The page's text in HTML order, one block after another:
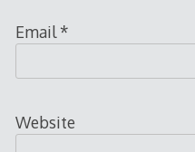
Email*
Website